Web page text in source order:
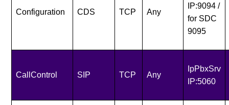
Configuration CDS TCP Any
IP:9094 /
for SDC
9095
CallControl SIP TCP Any
IpPbxSrv
IP:5060